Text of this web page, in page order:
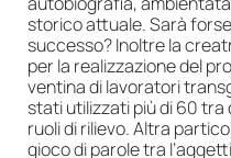
storico attuale. Sarà
successo? Inoltre la
per la realizzazione del
ventina di lavoratori
stati utilizzati più di 60
ruoli di rilievo. Altra
gioco di parole tra